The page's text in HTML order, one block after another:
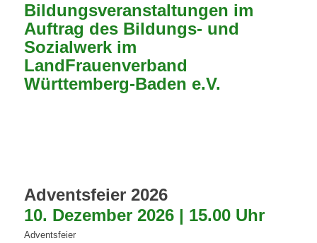
Bildungsveranstaltungen im
Auftrag des Bildungs- und
Sozialwerk im
LandFrauenverband
Württemberg-Baden e.V.
Adventsfeier 2026
10. Dezember 2026 | 15.00 Uhr
Adventsfeier